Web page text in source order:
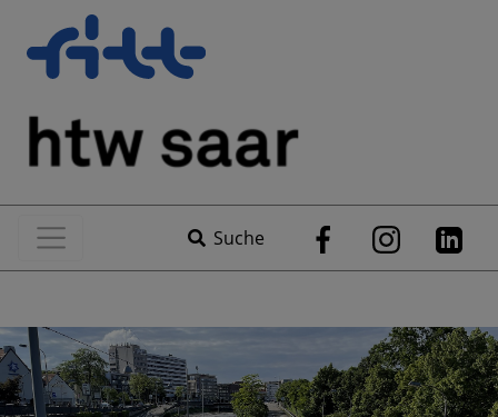
Suche